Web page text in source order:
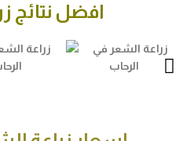
افضل نتائج